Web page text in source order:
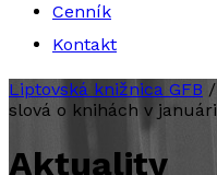
Cenník
Kontakt
Liptovská knižnica GFB /
slová o knihách v januári
Aktuality